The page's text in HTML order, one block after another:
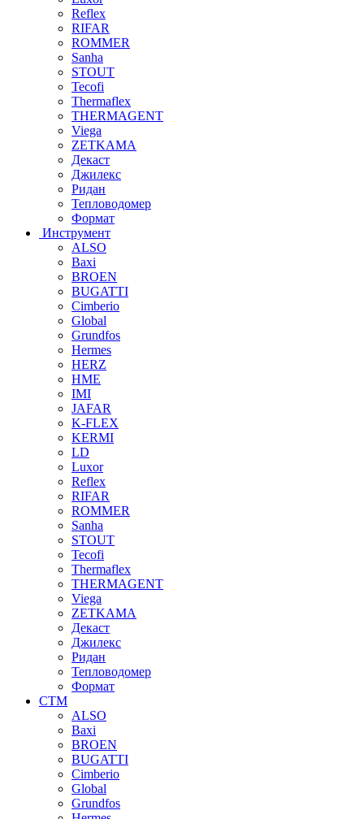
Reflex
RIFAR
ROMMER
Sanha
STOUT
Tecofi
Thermaflex
THERMAGENT
Viega
ZETKAMA
Декаст
Джилекс
Ридан
Тепловодомер
Формат
Инструмент
ALSO
Baxi
BROEN
BUGATTI
Cimberio
Global
Grundfos
Hermes
HERZ
HME
IMI
JAFAR
K-FLEX
KERMI
LD
Luxor
Reflex
RIFAR
ROMMER
Sanha
STOUT
Tecofi
Thermaflex
THERMAGENT
Viega
ZETKAMA
Декаст
Джилекс
Ридан
Тепловодомер
Формат
СТМ
ALSO
Baxi
BROEN
BUGATTI
Cimberio
Global
Grundfos